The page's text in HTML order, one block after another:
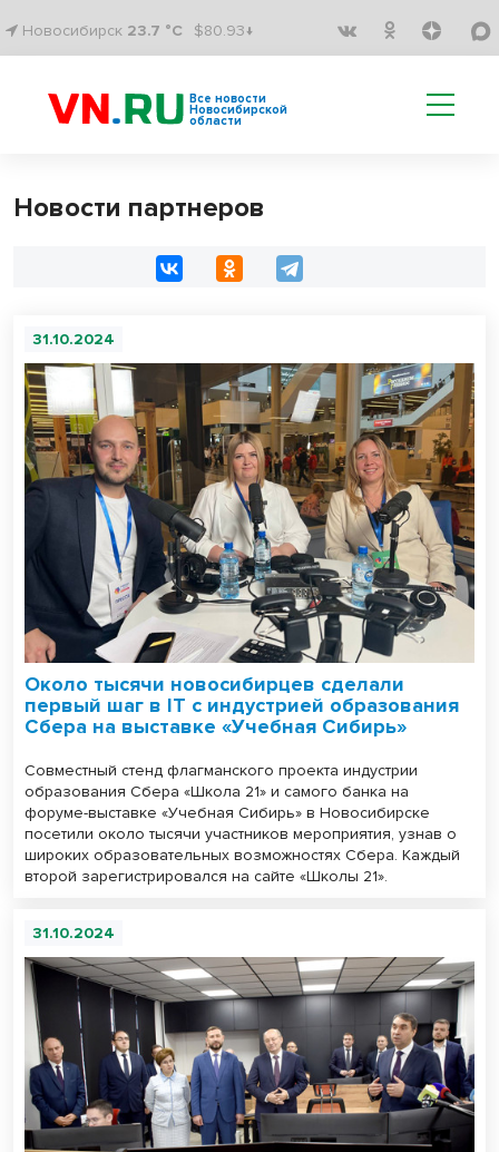
Новосибирск 23.7 °C $80.93↓
Все новости
Новосибирской
области
Новости партнеров
31.10.2024
Около тысячи новосибирцев сделали
первый шаг в IT с индустрией образования
Сбера на выставке «Учебная Сибирь»
Совместный стенд флагманского проекта индустрии
образования Сбера «Школа 21» и самого банка на
форуме-выставке «Учебная Сибирь» в Новосибирске
посетили около тысячи участников мероприятия, узнав о
широких образовательных возможностях Сбера. Каждый
второй зарегистрировался на сайте «Школы 21».
31.10.2024